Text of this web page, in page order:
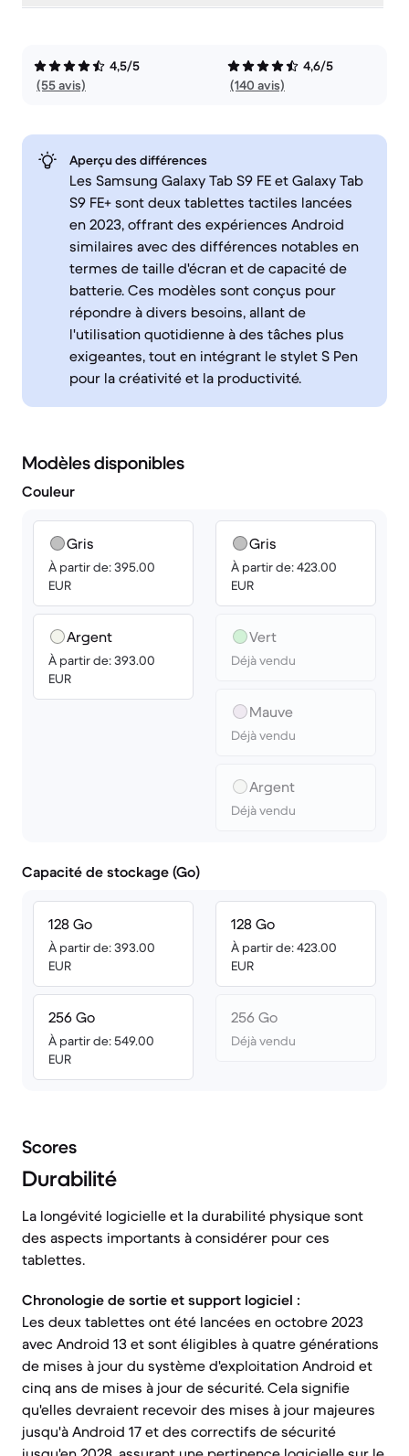
4,5/5
(55 avis)
4,6/5
(140 avis)
Aperçu des différences
Les Samsung Galaxy Tab S9 FE et Galaxy Tab
S9 FE+ sont deux tablettes tactiles lancées
en 2023, offrant des expériences Android
similaires avec des différences notables en
termes de taille d'écran et de capacité de
batterie. Ces modèles sont conçus pour
répondre à divers besoins, allant de
l'utilisation quotidienne à des tâches plus
exigeantes, tout en intégrant le stylet S Pen
pour la créativité et la productivité.
Modèles disponibles
Couleur
Gris
À partir de: 395.00
EUR
Argent
À partir de: 393.00
EUR
Gris
À partir de: 423.00
EUR
Vert
Déjà vendu
Mauve
Déjà vendu
Argent
Déjà vendu
Capacité de stockage (Go)
128 Go
À partir de: 393.00
EUR
256 Go
À partir de: 549.00
EUR
128 Go
À partir de: 423.00
EUR
256 Go
Déjà vendu
Scores
Durabilité
La longévité logicielle et la durabilité physique sont
des aspects importants à considérer pour ces
tablettes.
Chronologie de sortie et support logiciel :
Les deux tablettes ont été lancées en octobre 2023
avec Android 13 et sont éligibles à quatre générations
de mises à jour du système d'exploitation Android et
cinq ans de mises à jour de sécurité. Cela signifie
qu'elles devraient recevoir des mises à jour majeures
jusqu'à Android 17 et des correctifs de sécurité